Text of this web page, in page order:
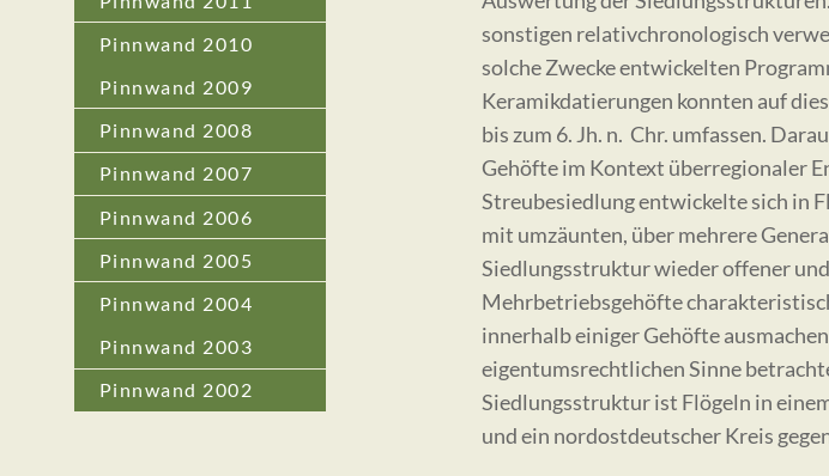
sonstigen relativchronologisch
solche Zwecke entwickelten
Keramikdatierungen konnten auf
bis zum 6. Jh. n. Chr. umfassen.
Gehöfte im Kontext überregionaler
Streubesiedlung entwickelte sich in
mit umzäunten, über mehrere
Siedlungsstruktur wieder offener
Mehrbetriebsgehöfte
innerhalb einiger Gehöfte
eigentumsrechtlichen Sinne
Siedlungsstruktur ist Flögeln in
und ein nordostdeutscher Kreis
Pinnwand 2010
Pinnwand 2009
Pinnwand 2008
Pinnwand 2007
Pinnwand 2006
Pinnwand 2005
Pinnwand 2004
Pinnwand 2003
Pinnwand 2002